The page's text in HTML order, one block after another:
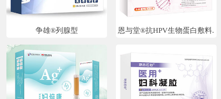
争雄®列腺型 恩与堂®抗HPV生物蛋白敷料.